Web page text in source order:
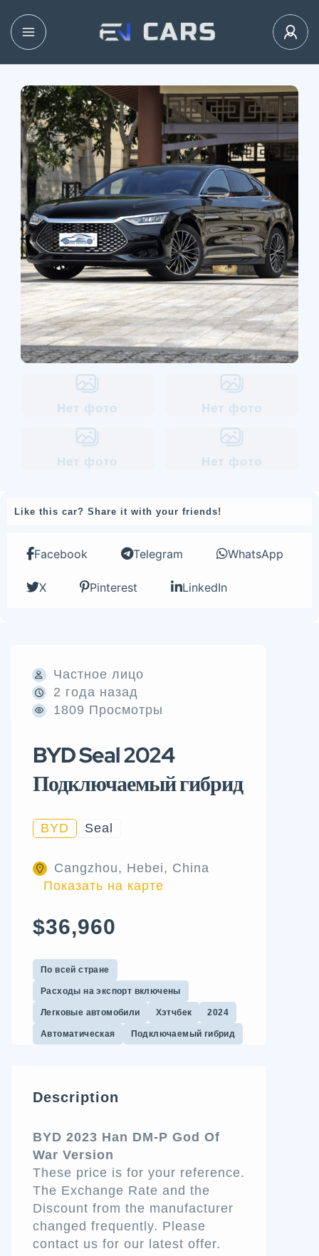
Нет фото Нет фото
Нет фото Нет фото
Like this car? Share it with your friends!
Facebook Telegram WhatsApp
X Pinterest LinkedIn
Частное лицо
2 года назад
1809 Просмотры
BYD Seal 2024
Подключаемый гибрид
BYD Seal
Cangzhou, Hebei, China
Показать на карте
$36,960
По всей стране
Расходы на экспорт включены
Легковые автомобили Хэтчбек 2024
Автоматическая Подключаемый гибрид
Description
BYD 2023 Han DM-P God Of
War Version
These price is for your reference.
The Exchange Rate and the
Discount from the manufacturer
changed frequently. Please
contact us for our latest offer.